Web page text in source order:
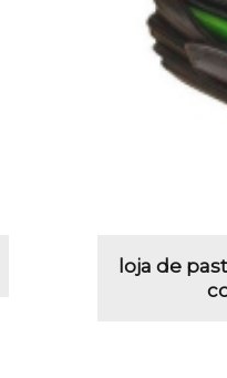
loja de